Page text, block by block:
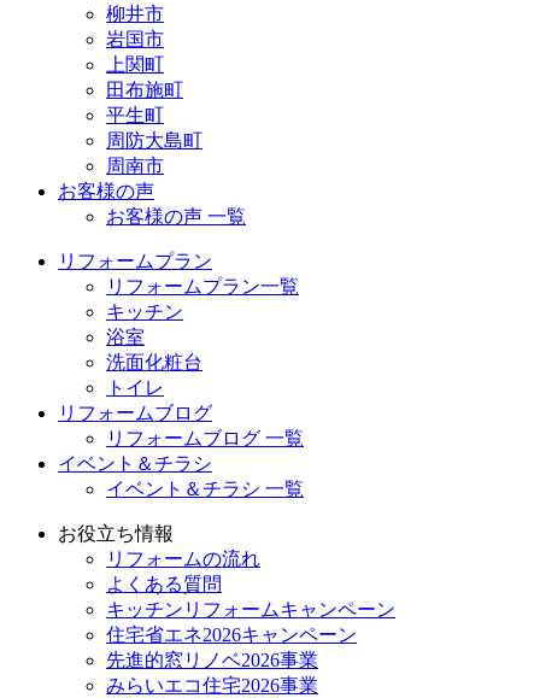
柳井市
岩国市
上関町
田布施町
平生町
周防大島町
周南市
お客様の声
お客様の声 一覧
リフォームプラン
リフォームプラン一覧
キッチン
浴室
洗面化粧台
トイレ
リフォームブログ
リフォームブログ 一覧
イベント＆チラシ
イベント＆チラシ 一覧
お役立ち情報
リフォームの流れ
よくある質問
キッチンリフォームキャンペーン
住宅省エネ2026キャンペーン
先進的窓リノベ2026事業
みらいエコ住宅2026事業